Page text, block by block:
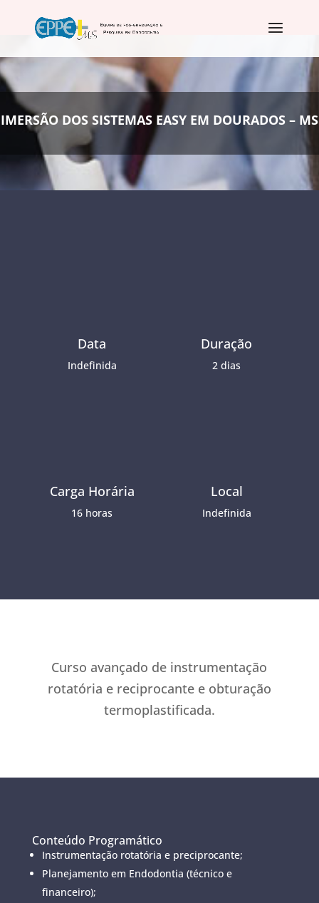
IMERSÃO DOS SISTEMAS EASY EM DOURADOS – MS
Data
Indefinida
Duração
2 dias
Carga Horária
16 horas
Local
Indefinida
Curso avançado de instrumentação
rotatória e reciprocante e obturação
termoplastificada.
Conteúdo Programático
Instrumentação rotatória e preciprocante;
Planejamento em Endodontia (técnico e
financeiro);